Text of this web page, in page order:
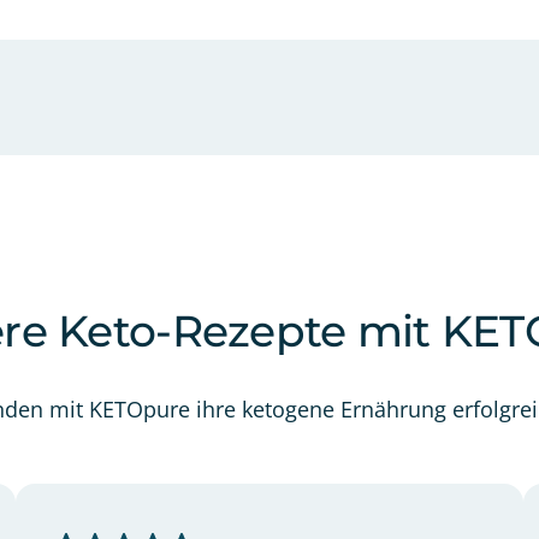
Keto-Rezepte mit
mit KETOpure ihre ketogene Ernährung